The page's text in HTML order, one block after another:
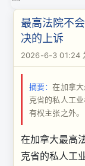
加
国
同
城
›
最高法院不
决的上诉
2026-6-3 01:24
摘要：在加拿
克省的私人工
有权主张之外。
在加拿大最高
克省的私人工